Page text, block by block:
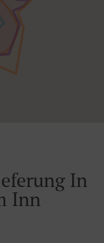
In
Inn